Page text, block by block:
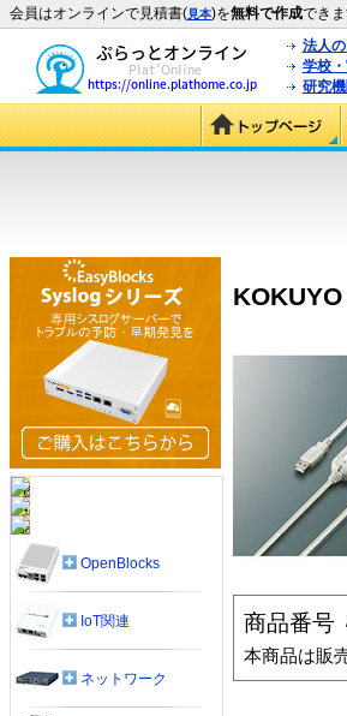
会員はオンラインで見積書(見本)を無料で作成でき
法人
学校
研究
商品番号
本商品は販
OpenBlocks
IoT関連
ネットワーク